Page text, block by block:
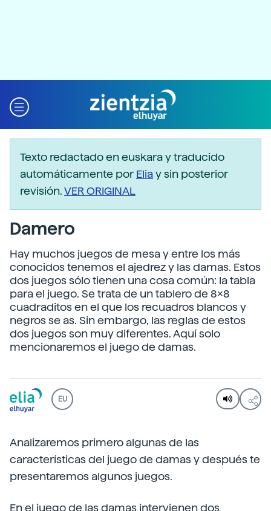
Texto redactado en euskara y traducido
automáticamente porEliay sin posterior
revisión.VER ORIGINAL
Damero
Hay muchos juegos de mesa y entre los más
conocidos tenemos el ajedrez y las damas. Estos
dos juegos sólo tienen una cosa común: la tabla
para el juego. Se trata de un tablero de 8x8
cuadraditos en el que los recuadros blancos y
negros se as. Sin embargo, las reglas de estos
dos juegos son muy diferentes. Aquí solo
mencionaremos el juego de damas.
EU
Analizaremos primero algunas de las
características del juego de damas y después te
presentaremos algunos juegos.
En el juego de las damas intervienen dos